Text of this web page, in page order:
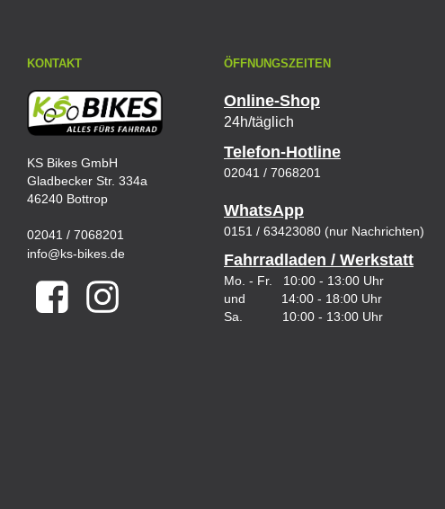
KONTAKT
KS Bikes GmbH
Gladbecker Str. 334a
46240 Bottrop
02041 / 7068201
info@ks-bikes.de
ÖFFNUNGSZEITEN
Online-Shop
24h/täglich
Telefon-Hotline
02041 / 7068201
WhatsApp
0151 / 63423080 (nur Nachrichten)
Fahrradladen / Werkstatt
Mo. - Fr. 10:00 - 13:00 Uhr
und 14:00 - 18:00 Uhr
Sa. 10:00 - 13:00 Uhr